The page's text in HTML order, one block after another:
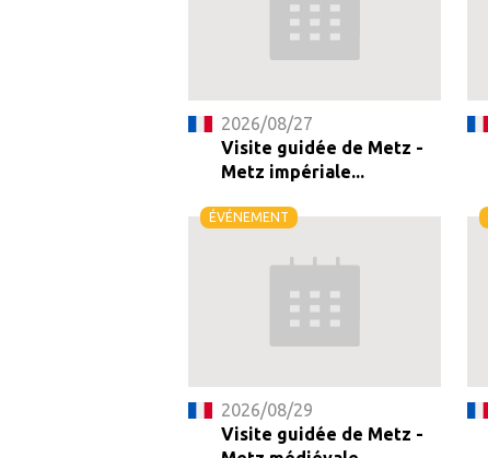
2026/08/27
Visite guidée de Metz -
Metz impériale...
ÉVÉNEMENT
2026/08/29
Visite guidée de Metz -